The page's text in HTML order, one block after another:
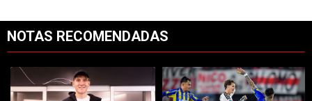
NOTAS RECOMENDADAS
Un artículo de tendencia con el título "Increíble: por qué Facundo
Un artículo de tendencia con el